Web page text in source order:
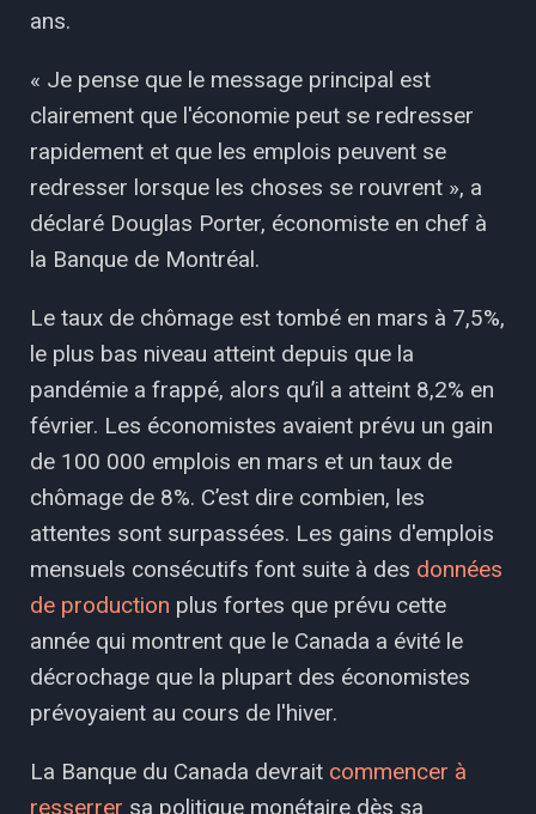
ans.
« Je pense que le message principal est
clairement que l'économie peut se redresser
rapidement et que les emplois peuvent se
redresser lorsque les choses se rouvrent », a
déclaré Douglas Porter, économiste en chef à
la Banque de Montréal.
Le taux de chômage est tombé en mars à 7,5%,
le plus bas niveau atteint depuis que la
pandémie a frappé, alors qu’il a atteint 8,2% en
février. Les économistes avaient prévu un gain
de 100 000 emplois en mars et un taux de
chômage de 8%. C’est dire combien, les
attentes sont surpassées. Les gains d'emplois
mensuels consécutifs font suite à des données
de production plus fortes que prévu cette
année qui montrent que le Canada a évité le
décrochage que la plupart des économistes
prévoyaient au cours de l'hiver.
La Banque du Canada devrait commencer à
resserrer sa politique monétaire dès sa